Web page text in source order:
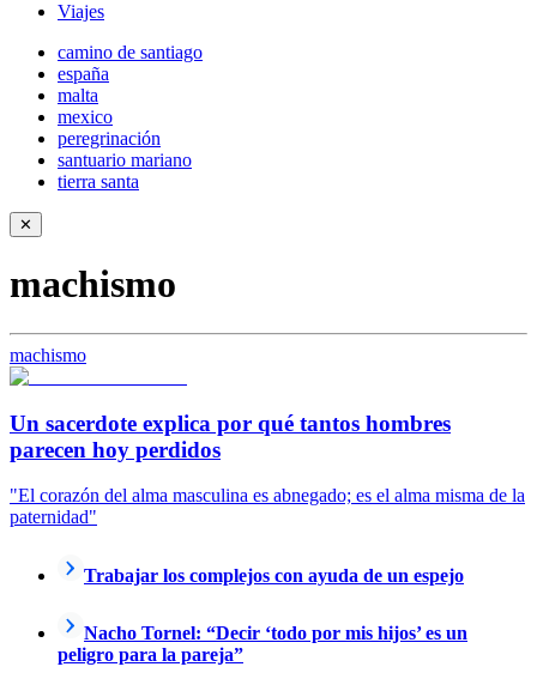
Viajes
camino de santiago
españa
malta
mexico
peregrinación
santuario mariano
tierra santa
✕
machismo
machismo
Un sacerdote explica por qué tantos hombres
parecen hoy perdidos
"El corazón del alma masculina es abnegado; es el alma misma de la
paternidad"
Trabajar los complejos con ayuda de un espejo
Nacho Tornel: “Decir ‘todo por mis hijos’ es un
peligro para la pareja”